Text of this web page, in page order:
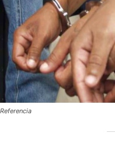
Referencia